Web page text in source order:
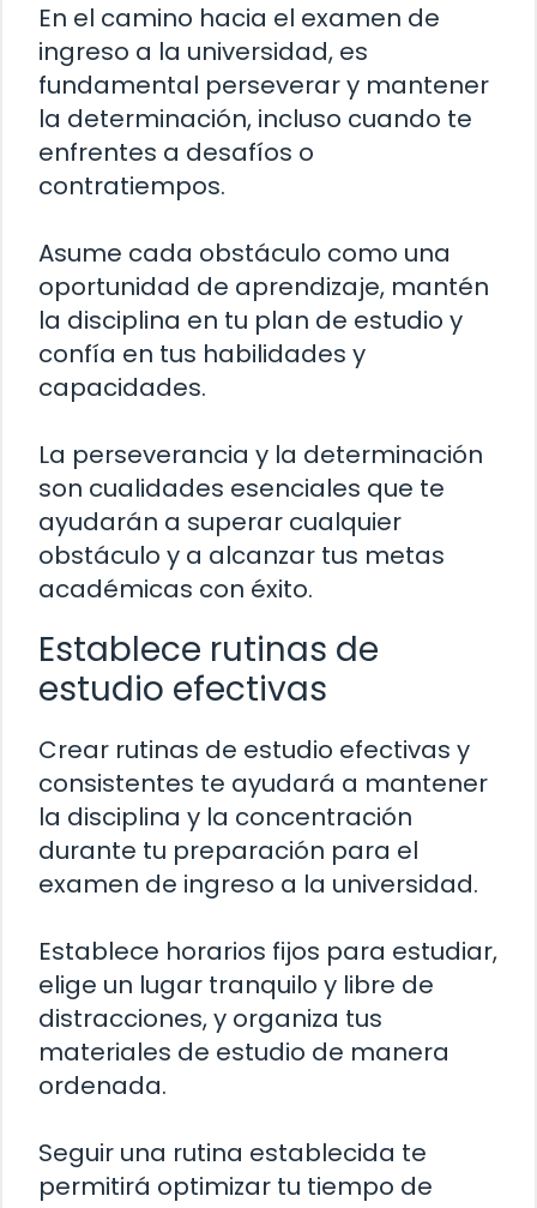
En el camino hacia el examen de
ingreso a la universidad, es
fundamental perseverar y mantener
la determinación, incluso cuando te
enfrentes a desafíos o
contratiempos.
Asume cada obstáculo como una
oportunidad de aprendizaje, mantén
la disciplina en tu plan de estudio y
confía en tus habilidades y
capacidades.
La perseverancia y la determinación
son cualidades esenciales que te
ayudarán a superar cualquier
obstáculo y a alcanzar tus metas
académicas con éxito.
Establece rutinas de
estudio efectivas
Crear rutinas de estudio efectivas y
consistentes te ayudará a mantener
la disciplina y la concentración
durante tu preparación para el
examen de ingreso a la universidad.
Establece horarios fijos para estudiar,
elige un lugar tranquilo y libre de
distracciones, y organiza tus
materiales de estudio de manera
ordenada.
Seguir una rutina establecida te
permitirá optimizar tu tiempo de